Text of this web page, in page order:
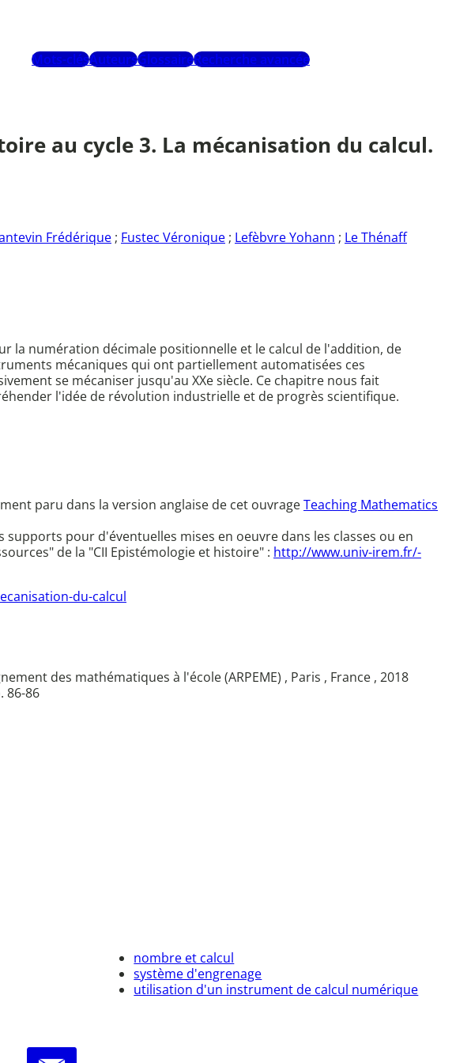
Mots-clésAuteursGlossaireRecherche avancée
au cycle 3. La mécanisation du calcul.
Frédérique ; Fustec Véronique ; Lefèbvre Yohann ; Le Thénaff
la numération décimale positionnelle et le calcul de l'addition, de
mécaniques qui ont partiellement automatisées ces
se mécaniser jusqu'au XXe siècle. Ce chapitre nous fait
l'idée de révolution industrielle et de progrès scientifique.
paru dans la version anglaise de cet ouvrageTeaching Mathematics
pour d'éventuelles mises en oeuvre dans les classes ou en
de la "CII Epistémologie et histoire" : http://www.univ-irem.fr/-
du-calcul
des mathématiques à l'école (ARPEME) , Paris , France , 2018
86-86
nombre et calcul
système d'engrenage
utilisation d'un instrument de calcul numérique